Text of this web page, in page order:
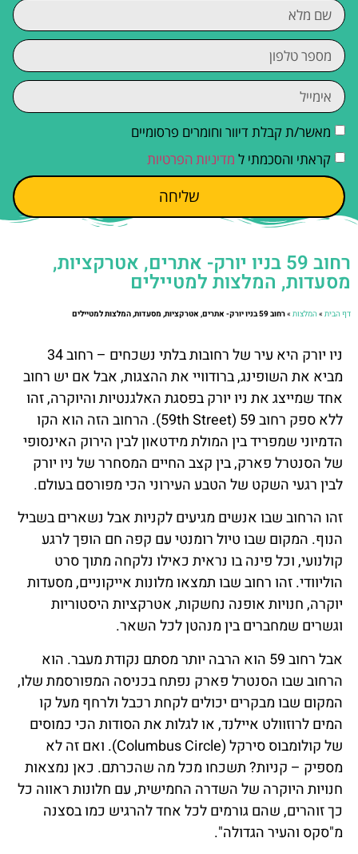
מאשר/ת קבלת דיוור וחומרים פרסומיים
קראתי והסכמתי ל מדיניות הפרטיות
שליחה
רחוב 59 בניו יורק- אתרים, אטרקציות,
מסעדות, המלצות למטיילים
דף הבית»המלצות»רחוב 59 בניו יורק- אתרים, אטרקציות, מסעדות, המלצות למטיילים
ניו יורק היא עיר של רחובות בלתי נשכחים – רחוב 34
מביא את השופינג, ברודוויי את ההצגות, אבל אם יש רחוב
אחד שמייצג את ניו יורק בפסגת האלגנטיות והיוקרה, זהו
ללא ספק רחוב 59 (59th Street). הרחוב הזה הוא הקו
הדמיוני שמפריד בין המולת מידטאון לבין הירוק האינסופי
של הסנטרל פארק, בין קצב החיים המסחרר של ניו יורק
לבין רגעי השקט של הטבע העירוני הכי מפורסם בעולם.
זהו הרחוב שבו אנשים מגיעים לקניות אבל נשארים בשביל
הנוף. המקום שבו טיול רומנטי עם קפה חם הופך לרגע
קולנועי, וכל פינה בו נראית כאילו נלקחה מתוך סרט
הוליוודי. זהו רחוב שבו תמצאו מלונות אייקוניים, מסעדות
יוקרה, חנויות אופנה נחשקות, אטרקציות היסטוריות
וגשרים שמחברים בין מנהטן לכל השאר.
אבל רחוב 59 הוא הרבה יותר מסתם נקודת מעבר. הוא
הרחוב שבו הסנטרל פארק נפתח בכניסה המפורסמת שלו,
המקום שבו מבקרים יכולים לקחת רכבל ולרחף מעל קו
המים לרוזוולט איילנד, או לגלות את הסודות הכי כמוסים
של קולומבוס סירקל (Columbus Circle). ואם זה לא
מספיק – קניות? תשכחו מכל מה שהכרתם. כאן נמצאות
חנויות היוקרה של השדרה החמישית, עם חלונות ראווה כל
כך זוהרים, שהם גורמים לכל אחד להרגיש כמו בסצנה
מ"סקס והעיר הגדולה".